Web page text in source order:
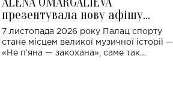
презентувала нову афішу
великого концерту в Палаці
спорту
7 листопада 2026 року Палац спорту
стане місцем великої музичної історії —
«Не пʼяна — закохана», саме так